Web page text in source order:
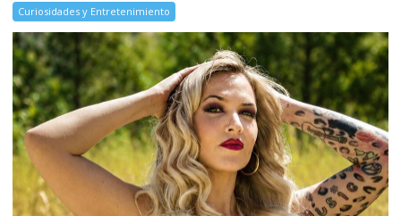
Curiosidades y Entretenimiento